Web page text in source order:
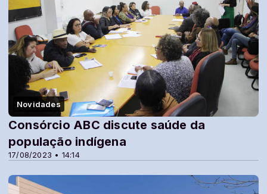
Novidades
17/08/2023 • 14:14
Consórcio ABC discute saúde da
população indígena